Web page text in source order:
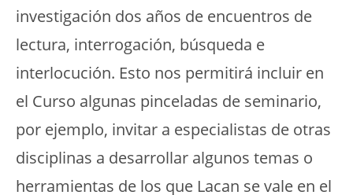
investigación dos años de encuentros de
lectura, interrogación, búsqueda e
interlocución. Esto nos permitirá incluir en
el Curso algunas pinceladas de seminario,
por ejemplo, invitar a especialistas de otras
disciplinas a desarrollar algunos temas o
herramientas de los que Lacan se vale en el